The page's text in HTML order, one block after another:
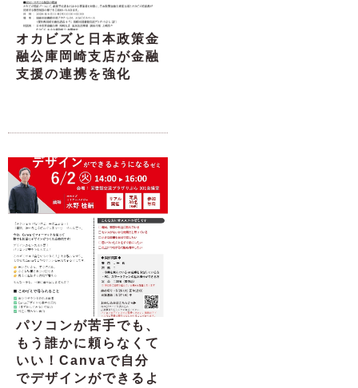
オカビズと日本政策金
融公庫岡崎支店が金融
支援の連携を強化
パソコンが苦手でも、
もう誰かに頼らなくて
いい！Canvaで自分
でデザインができるよ